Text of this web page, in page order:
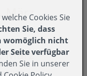
März
Windböen
März
Cookies Sie
Sie, dass
womöglich nicht
Seite verfügbar
Sie in unserer